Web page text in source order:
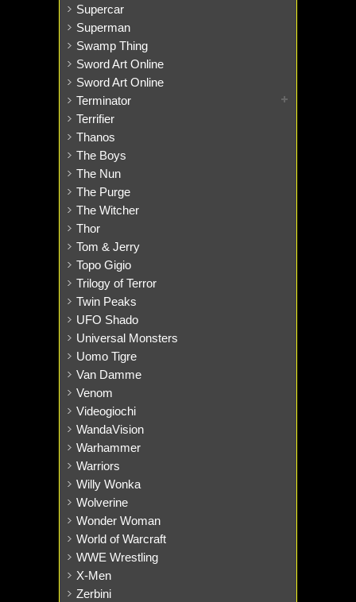
Supercar
Superman
Swamp Thing
Sword Art Online
Sword Art Online
Terminator
Terrifier
Thanos
The Boys
The Nun
The Purge
The Witcher
Thor
Tom & Jerry
Topo Gigio
Trilogy of Terror
Twin Peaks
UFO Shado
Universal Monsters
Uomo Tigre
Van Damme
Venom
Videogiochi
WandaVision
Warhammer
Warriors
Willy Wonka
Wolverine
Wonder Woman
World of Warcraft
WWE Wrestling
X-Men
Zerbini